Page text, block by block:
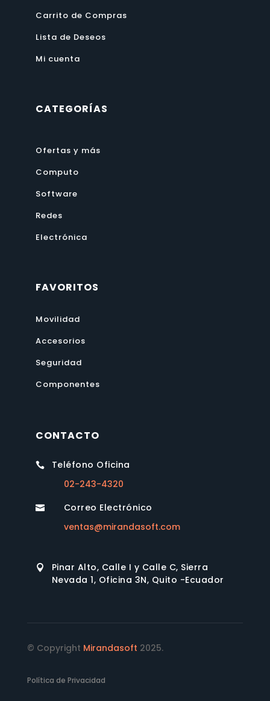
Carrito de Compras
Lista de Deseos
Mi cuenta
CATEGORÍAS
Ofertas y más
Computo
Software
Redes
Electrónica
FAVORITOS
Movilidad
Accesorios
Seguridad
Componentes
CONTACTO

Teléfono Oficina
02-243-4320

Correo Electrónico
ventas@mirandasoft.com

Pinar Alto, Calle I y Calle C, Sierra
Nevada 1, Oficina 3N, Quito -Ecuador
© Copyright Mirandasoft 2025.
Política de Privacidad